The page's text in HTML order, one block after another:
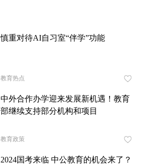
慎重对待AI自习室“伴学”功能
教育热点
中外合作办学迎来发展新机遇！教育
部继续支持部分机构和项目
教育政策
2024国考来临 中公教育的机会来了？